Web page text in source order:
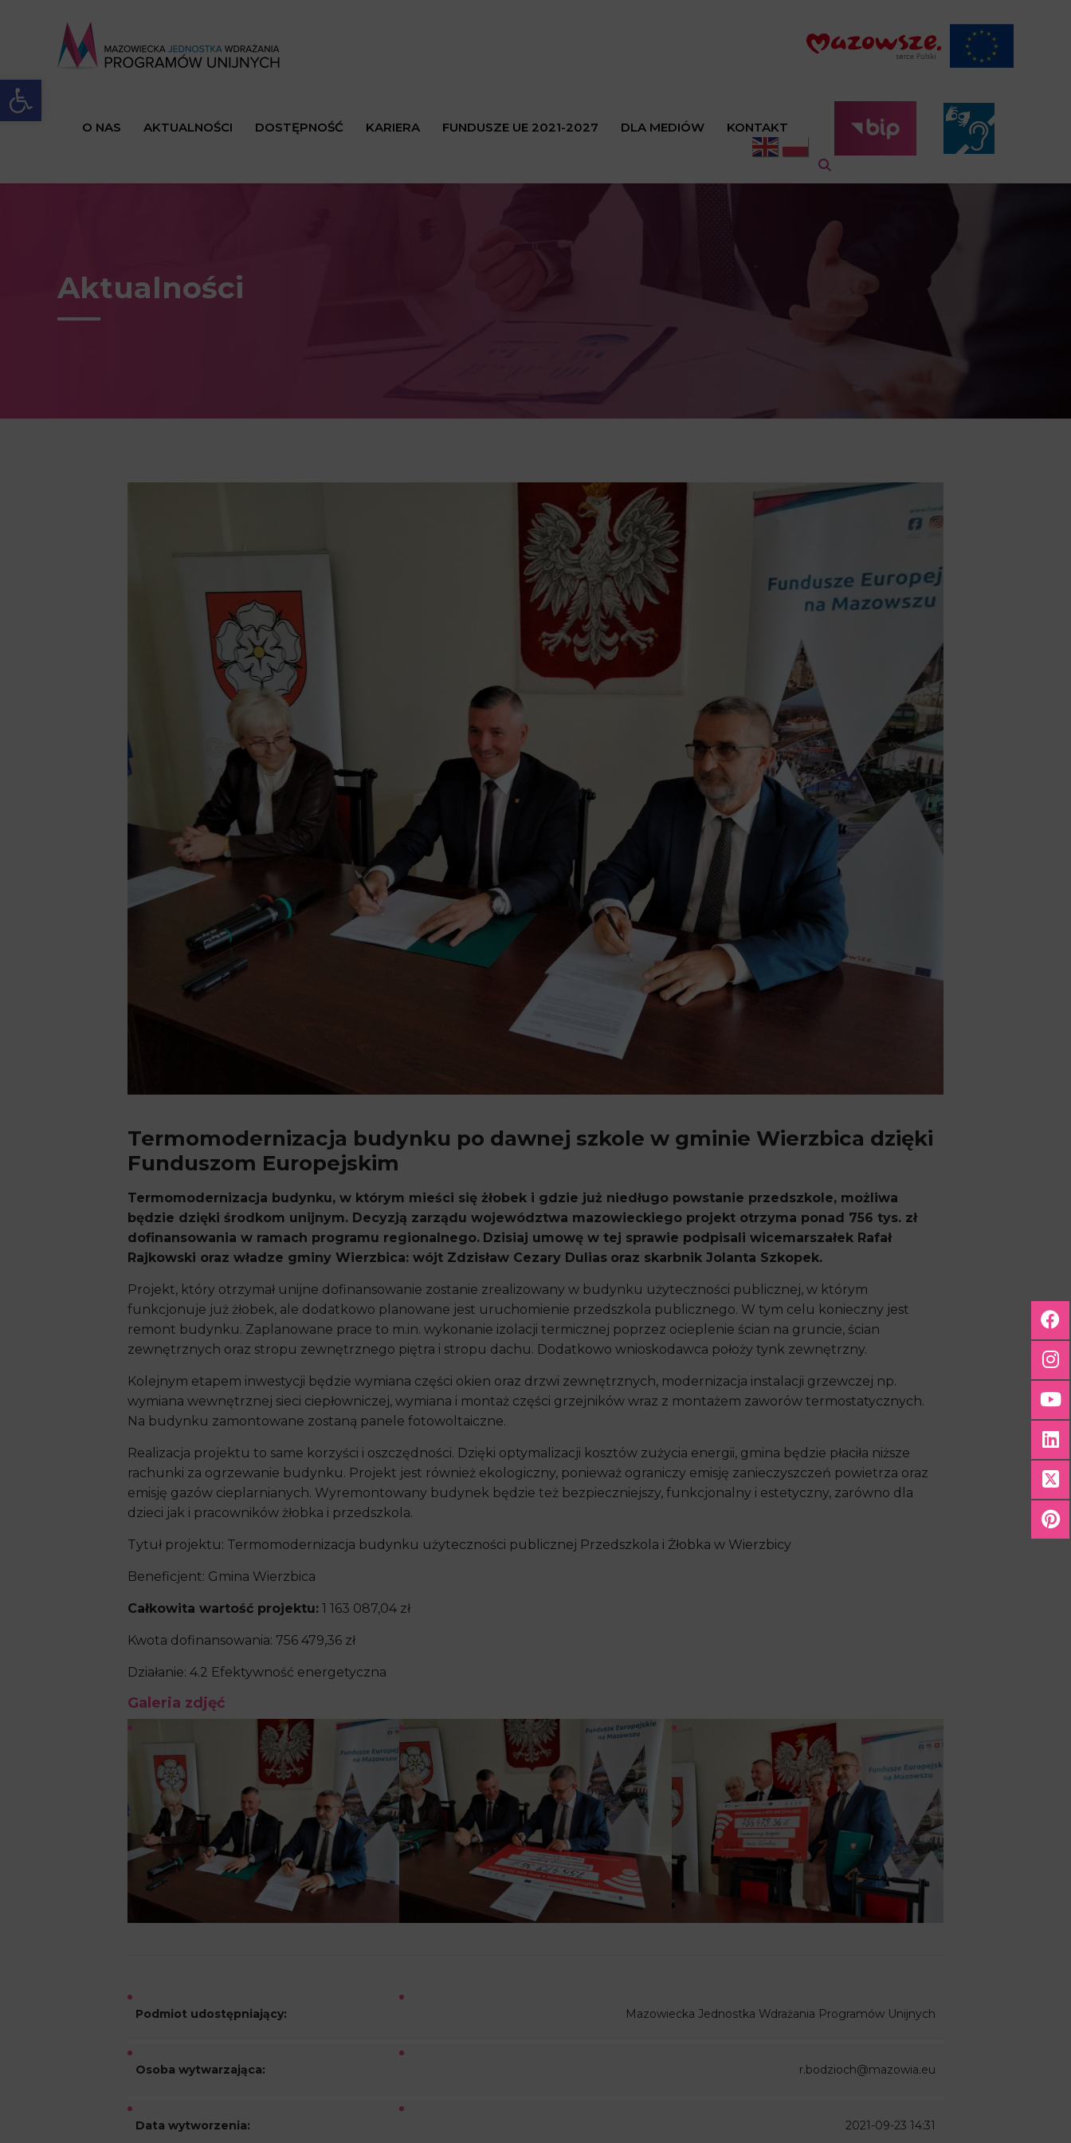
Open toolbar
O NAS AKTUALNOŚCI DOSTĘPNOŚĆ KARIERA FUNDUSZE UE 2021-2027 DLA MEDIÓW KONTAKT
Aktualności
Termomodernizacja budynku po dawnej szkole w gminie Wierzbica dzięki
Funduszom Europejskim
Termomodernizacja budynku, w którym mieści się żłobek i gdzie już niedługo powstanie przedszkole, możliwa
będzie dzięki środkom unijnym. Decyzją zarządu województwa mazowieckiego projekt otrzyma ponad 756 tys. zł
dofinansowania w ramach programu regionalnego. Dzisiaj umowę w tej sprawie podpisali wicemarszałek Rafał
Rajkowski oraz władze gminy Wierzbica: wójt Zdzisław Cezary Dulias oraz skarbnik Jolanta Szkopek.
Projekt, który otrzymał unijne dofinansowanie zostanie zrealizowany w budynku użyteczności publicznej, w którym
funkcjonuje już żłobek, ale dodatkowo planowane jest uruchomienie przedszkola publicznego. W tym celu konieczny jest
remont budynku. Zaplanowane prace to m.in. wykonanie izolacji termicznej poprzez ocieplenie ścian na gruncie, ścian
zewnętrznych oraz stropu zewnętrznego piętra i stropu dachu. Dodatkowo wnioskodawca położy tynk zewnętrzny.
Kolejnym etapem inwestycji będzie wymiana części okien oraz drzwi zewnętrznych, modernizacja instalacji grzewczej np.
wymiana wewnętrznej sieci ciepłowniczej, wymiana i montaż części grzejników wraz z montażem zaworów termostatycznych.
Na budynku zamontowane zostaną panele fotowoltaiczne.
Realizacja projektu to same korzyści i oszczędności. Dzięki optymalizacji kosztów zużycia energii, gmina będzie płaciła niższe
rachunki za ogrzewanie budynku. Projekt jest również ekologiczny, ponieważ ograniczy emisję zanieczyszczeń powietrza oraz
emisję gazów cieplarnianych. Wyremontowany budynek będzie też bezpieczniejszy, funkcjonalny i estetyczny, zarówno dla
dzieci jak i pracowników żłobka i przedszkola.
Tytuł projektu: Termomodernizacja budynku użyteczności publicznej Przedszkola i Żłobka w Wierzbicy
Beneficjent: Gmina Wierzbica
Całkowita wartość projektu: 1 163 087,04 zł
Kwota dofinansowania: 756 479,36 zł
Działanie: 4.2 Efektywność energetyczna
Galeria zdjęć
Podmiot udostępniający: Mazowiecka Jednostka Wdrażania Programów Unijnych
Osoba wytwarzająca: r.bodzioch@mazowia.eu
Data wytworzenia: 2021-09-23 14:31